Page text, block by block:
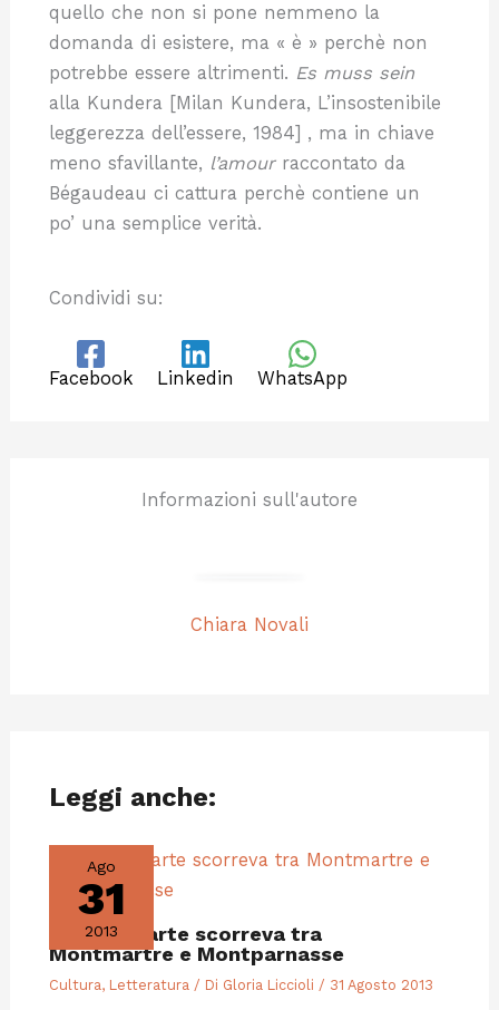
quello che non si pone nemmeno la
domanda di esistere, ma « è » perchè non
potrebbe essere altrimenti. Es muss sein
alla Kundera [Milan Kundera, L’insostenibile
leggerezza dell’essere, 1984] , ma in chiave
meno sfavillante, l’amourraccontato da
Bégaudeau ci cattura perchè contiene un
po’ una semplice verità.
Condividi su:
Facebook Linkedin WhatsApp
Informazioni sull'autore
Chiara Novali
Leggi anche:
Ago
31
2013
Quando l’arte scorreva tra
Montmartre e Montparnasse
Cultura, Letteratura / Di Gloria Liccioli / 31 Agosto 2013